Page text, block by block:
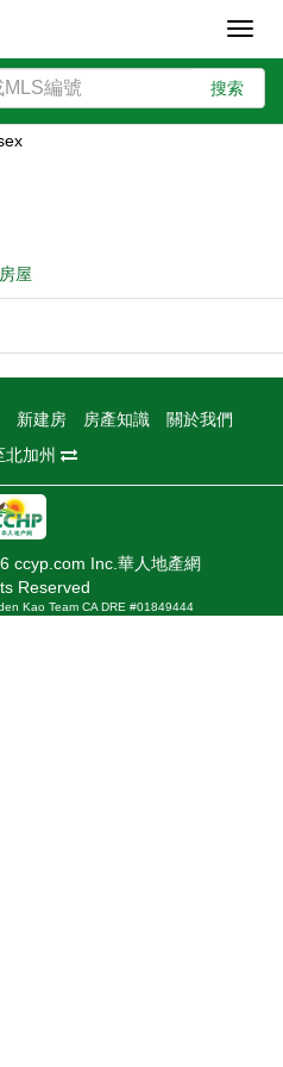
搜索
屋
新建房 房產知識
關於我們
北加州
ccyp.com Inc.華人地產網
Reserved
Kao Team CA DRE #01849444